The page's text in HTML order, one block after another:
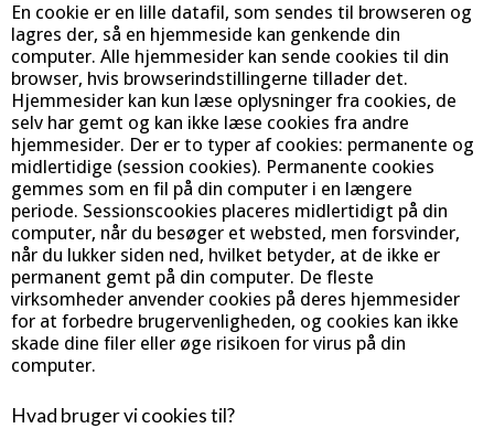
En cookie er en lille datafil, som sendes til browseren og
lagres der, så en hjemmeside kan genkende din
computer. Alle hjemmesider kan sende cookies til din
browser, hvis browserindstillingerne tillader det.
Hjemmesider kan kun læse oplysninger fra cookies, de
selv har gemt og kan ikke læse cookies fra andre
hjemmesider. Der er to typer af cookies: permanente og
midlertidige (session cookies). Permanente cookies
gemmes som en fil på din computer i en længere
periode. Sessionscookies placeres midlertidigt på din
computer, når du besøger et websted, men forsvinder,
når du lukker siden ned, hvilket betyder, at de ikke er
permanent gemt på din computer. De fleste
virksomheder anvender cookies på deres hjemmesider
for at forbedre brugervenligheden, og cookies kan ikke
skade dine filer eller øge risikoen for virus på din
computer.
Hvad bruger vi cookies til?